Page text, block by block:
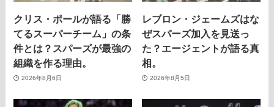
クリス・ポールが語る「勝
てるスーパーチーム」の条
件とは？スパーズが最強の
組織を作る理由。
2026年8月6日
レブロン・ジェームズはな
ぜスパーズ加入を見送っ
た？エージェントが語る真
相。
2026年8月5日